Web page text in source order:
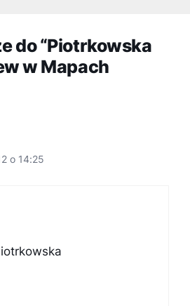
do “Piotrkowska
w Mapach
o 14:25